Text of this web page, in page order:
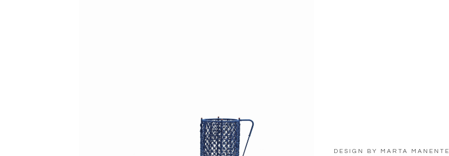
DESIGN BY MARTA MANENTE